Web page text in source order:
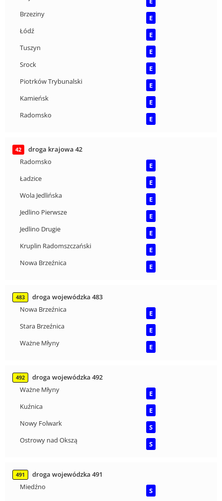
Brzeziny
E
Łódź
E
Tuszyn
E
Srock
E
Piotrków Trybunalski
E
Kamieńsk
E
Radomsko
E
42
droga krajowa 42
Radomsko
E
Ładzice
E
Wola Jedlińska
E
Jedlino Pierwsze
E
Jedlino Drugie
E
Kruplin Radomszczański
E
Nowa Brzeźnica
E
483
droga wojewódzka 483
Nowa Brzeźnica
E
Stara Brzeźnica
E
Ważne Młyny
E
492
droga wojewódzka 492
Ważne Młyny
E
Kuźnica
E
Nowy Folwark
S
Ostrowy nad Okszą
S
491
droga wojewódzka 491
Miedźno
S